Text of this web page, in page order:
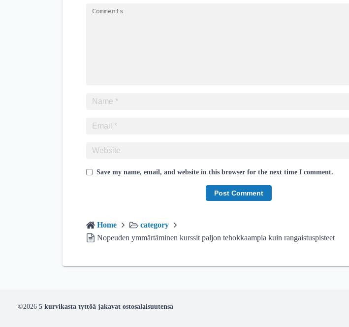
Save my name, email, and website in this browser for the next time I comment.
Home
category
Nopeuden ymmärtäminen kurssit paljon tehokkaampia kuin rangaistuspisteet
©2026 5 kurvikasta tyttöä jakavat ostosalaisuutensa